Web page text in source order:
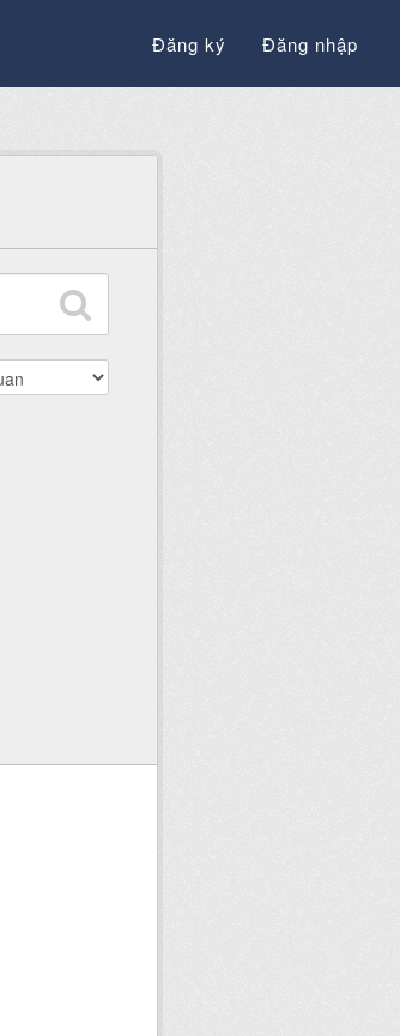
Đăng ký Đăng nhập